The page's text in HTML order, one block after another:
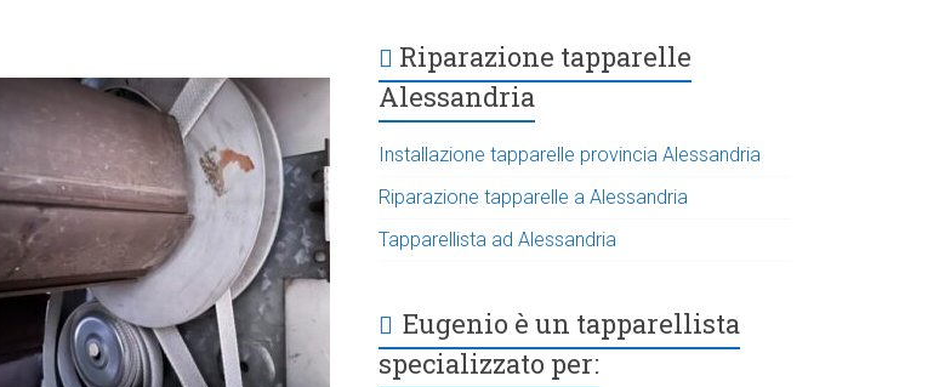
Riparazione tapparelle
Alessandria
Installazione tapparelle provincia Alessandria
Riparazione tapparelle a Alessandria
Tapparellista ad Alessandria
Eugenio è un tapparellista
specializzato per: